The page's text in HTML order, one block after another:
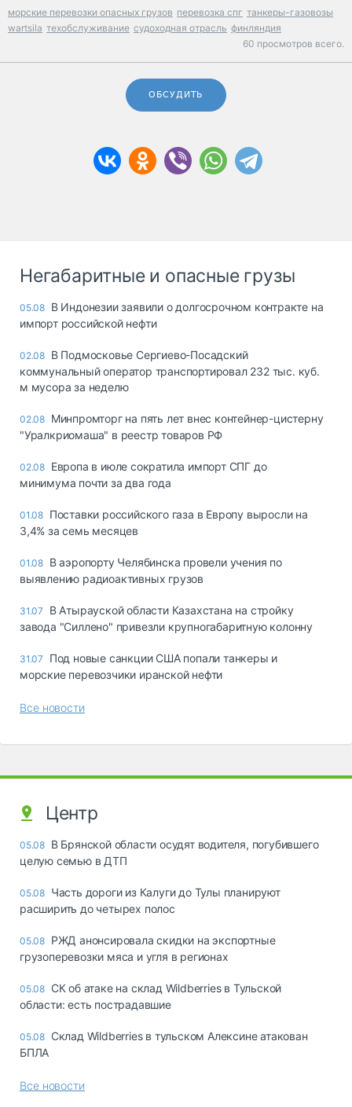
морские перевозки опасных грузов перевозка спг танкеры-газовозы
wartsila техобслуживание судоходная отрасль финляндия
60 просмотров всего.
ОБСУДИТЬ
Негабаритные и опасные грузы
05.08 В Индонезии заявили о долгосрочном контракте на
импорт российской нефти
02.08 В Подмосковье Сергиево-Посадский
коммунальный оператор транспортировал 232 тыс. куб.
м мусора за неделю
02.08 Минпромторг на пять лет внес контейнер-цистерну
"Уралкриомаша" в реестр товаров РФ
02.08 Европа в июле сократила импорт СПГ до
минимума почти за два года
01.08 Поставки российского газа в Европу выросли на
3,4% за семь месяцев
01.08 В аэропорту Челябинска провели учения по
выявлению радиоактивных грузов
31.07
В Атырауской области Казахстана на стройку
завода "Силлено" привезли крупногабаритную колонну
31.07
Под новые санкции США попали танкеры и
морские перевозчики иранской нефти
Все новости
Центр
05.08 В Брянской области осудят водителя, погубившего
целую семью в ДТП
05.08 Часть дороги из Калуги до Тулы планируют
расширить до четырех полос
05.08 РЖД анонсировала скидки на экспортные
грузоперевозки мяса и угля в регионах
05.08 СК об атаке на склад Wildberries в Тульской
области: есть пострадавшие
05.08 Склад Wildberries в тульском Алексине атакован
БПЛА
Все новости